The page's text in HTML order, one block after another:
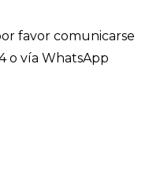
favor comunicarse
o vía WhatsApp